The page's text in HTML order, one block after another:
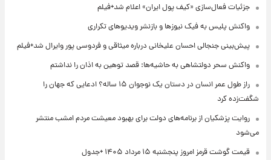
جزئیات فعال‌سازی «کیف پول ایران» اعلام شد+فیلم
واکنش پلیس به فیک نیوزها و بازنشر ویدیوهای تکراری
پیش‌بینی جنجالی احسان علیخانی درباره میثاقی و فردوسی پور وایرال شد+فیلم
واکنش سحر دولتشاهی به حاشیه‌ها: قصد توهین به اذان را نداشتم
راز طول عمر انسان در دستان یک نوجوان ۱۵ ساله؟ ادعایی که جهان را
شگفت‌زده کرد
روایت پزشکیان از برنامه‌های دولت برای بهبود معیشت مردم امشب منتشر
می‌شود
قیمت گوشت قرمز امروز پنجشنبه ۱۵ مرداد ۱۴۰۵ +جدول